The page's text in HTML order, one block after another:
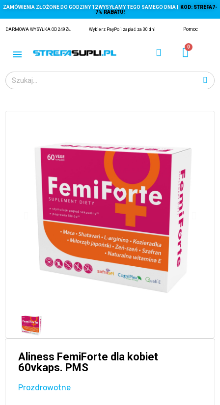
ZAMÓWIENIA ZŁOŻONE DO GODZINY 12 WYSYŁAMY TEGO SAMEGO DNIA |
KOD: STREFA7-
7% RABATU!
DARMOWA WYSYŁKA OD 249ZŁ Wybierz PayPo i zapłać za 30 dni Pomoc
Z KRYLA)
Aliness FemiForte dla kobiet
60vkaps. PMS
Prozdrowotne